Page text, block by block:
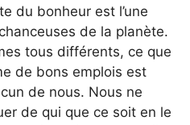
du bonheur est l’une
de la planète.
tous différents, ce que
de bons emplois est
de nous. Nous ne
de qui que ce soit en le